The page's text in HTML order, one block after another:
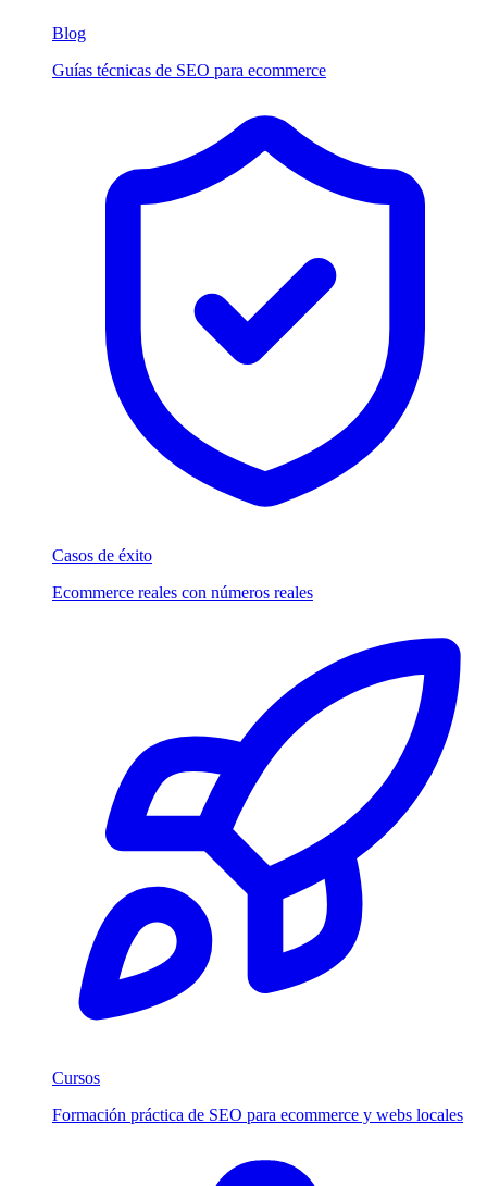
Blog
Guías técnicas de SEO para ecommerce
Casos de éxito
Ecommerce reales con números reales
Cursos
Formación práctica de SEO para ecommerce y webs locales